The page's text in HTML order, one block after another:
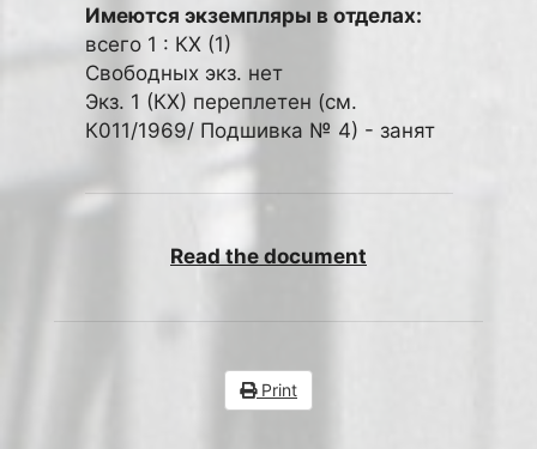
Имеются экземпляры в отделах:
всего 1 : КХ (1)
Свободных экз. нет
Экз. 1 (КХ) переплетен (см.
К011/1969/ Подшивка № 4) - занят
Read the document
Print